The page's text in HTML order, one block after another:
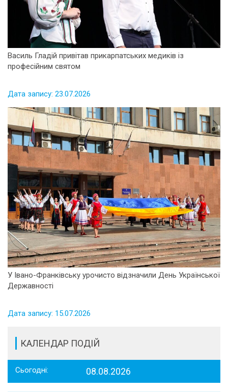
Василь Гладій привітав прикарпатських медиків із
професійним святом
Дата запису: 23.07.2026
У Івано-Франківську урочисто відзначили День Української
Державності
Дата запису: 15.07.2026
КАЛЕНДАР ПОДІЙ
Сьогодні: 08.08.2026